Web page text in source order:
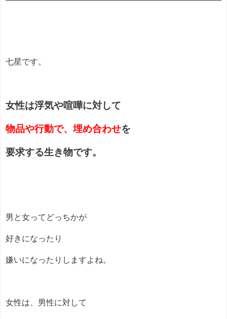
七星です。
女性は浮気や喧嘩に対して
物品や行動で、埋め合わせを
要求する生き物です。
男と女ってどっちかが
好きになったり
嫌いになったりしますよね。
女性は、男性に対して